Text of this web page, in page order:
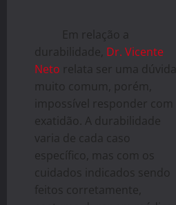
Em relação a
durabilidade, Dr. Vicente
Neto relata ser uma dúvida
muito comum, porém,
impossível responder com
exatidão. A durabilidade
varia de cada caso
específico, mas com os
cuidados indicados sendo
feitos corretamente,